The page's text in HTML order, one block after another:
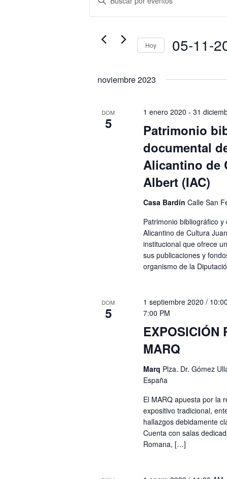
de
búsqueda
vistas
clave.
para
clave.
Hoy 05-11-
noviembre 2023
DOM
5
Patrimonio
documental
Alicantino de
Albert (IAC)
1 enero 2020 -31
Casa BardínCalle San
Patrimonio bibliográfico
Alicantino de Cultura
institucional que ofrece
sus publicaciones y
organismo de la
DOM
5
EXPOSICIÓN
MARQ
1 septiembre 2020 /
7:00 PM
Marq Plza. Dr. Gómez
España
El MARQ apuesta por la
expositivo tradicional,
hallazgos debidamente
Cuenta con salas
Romana, […]